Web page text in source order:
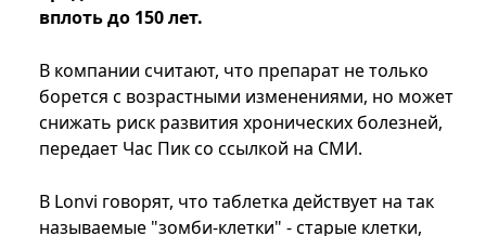
вплоть до 150 лет.
В компании считают, что препарат не только
борется с возрастными изменениями, но может
снижать риск развития хронических болезней,
передает Час Пик со ссылкой на СМИ.
В Lonvi говорят, что таблетка действует на так
называемые "зомби-клетки" - старые клетки,